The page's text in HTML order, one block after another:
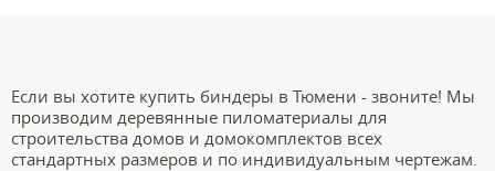
Если вы хотите купить биндеры в Тюмени - звоните! Мы
производим деревянные пиломатериалы для
строительства домов и домокомплектов всех
стандартных размеров и по индивидуальным чертежам.